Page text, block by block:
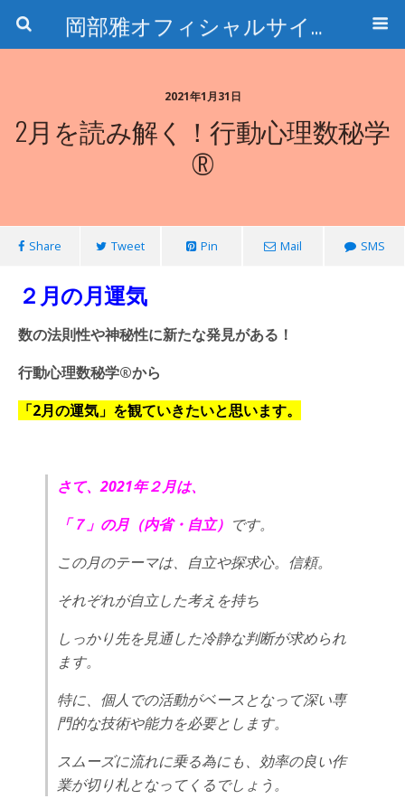
岡部雅オフィシャルサイト〜石の魅惑と数字のトリコ〜
2021年1月31日
2月を読み解く！行動心理数秘学
®
Share Tweet Pin Mail SMS
２月の月運気
数の法則性や神秘性に新たな発見がある！
行動心理数秘学®️から
「2月の運気」を観ていきたいと思います。
さて、2021年２月は、
「７」の月（内省・自立） です。
この月のテーマは、自立や探求心。信頼。
それぞれが自立した考えを持ち
しっかり先を見通した冷静な判断が求められ
ます。
特に、個人での活動がベースとなって深い専
門的な技術や能力を必要とします。
スムーズに流れに乗る為にも、効率の良い作
業が切り札となってくるでしょう。